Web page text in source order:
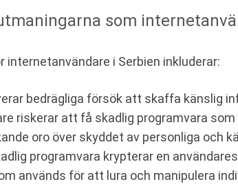
som
i Serbien inkluderar:
bedrägliga försök att skaffa känslig
riskerar att få skadlig programvara
oro över skyddet av personliga och
programvara krypterar en
används för att lura och manipulera